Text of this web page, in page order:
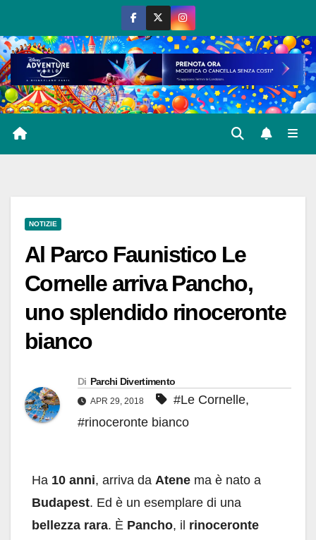
al
contenuto
NOTIZIE
Al Parco Faunistico Le
Cornelle arriva Pancho,
uno splendido rinoceronte
bianco
Di Parchi Divertimento
APR 29, 2018 #Le Cornelle,
#rinoceronte bianco
Ha 10 anni, arriva da Atene ma è nato a
Budapest. Ed è un esemplare di una
bellezza rara. È Pancho, il rinoceronte